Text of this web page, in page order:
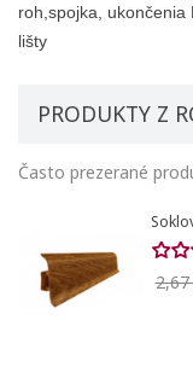
roh,spojka, ukončenia
lišty
PRODUKTY Z
Často prezerané
2,67